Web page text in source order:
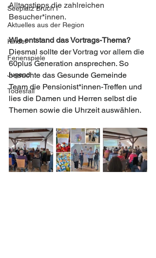
Seeplatz Bruch I
Aktuelles aus der Region
Kinder
Ferienspiele
Jugend
Todesfall
Alltagstipps die zahlreichen
Besucher*innen.
Wie entstand das Vortrags-Thema?
Diesmal sollte der Vortrag vor allem die
60plus Generation ansprechen. So
besuchte das Gesunde Gemeinde
Team die Pensionist*innen-Treffen und
lies die Damen und Herren selbst die
Themen sowie die Uhrzeit auswählen.